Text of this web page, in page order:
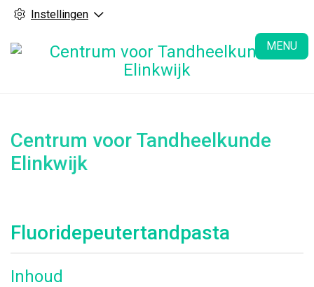
Instellingen
MENU
Centrum voor Tandheelkunde
Elinkwijk
Fluoridepeutertandpasta
Inhoud